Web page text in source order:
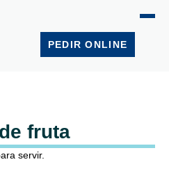
PEDIR ONLINE
fruta
servir.